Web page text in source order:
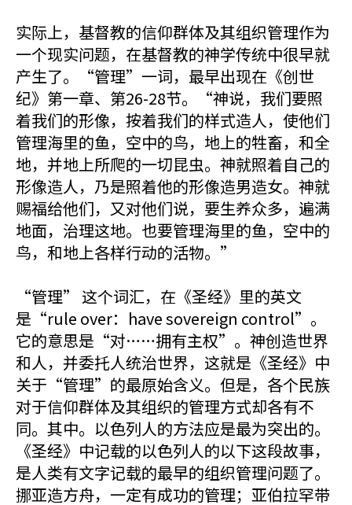
实际上，基督教的信仰群体及其组织管理作为
一个现实问题，在基督教的神学传统中很早就
产生了。“管理”一词，最早出现在《创世
纪》第一章、第26-28节。“神说，我们要照
着我们的形像，按着我们的样式造人，使他们
管理海里的鱼，空中的鸟，地上的牲畜，和全
地，并地上所爬的一切昆虫。神就照着自己的
形像造人，乃是照着他的形像造男造女。神就
赐福给他们，又对他们说，要生养众多，遍满
地面，治理这地。也要管理海里的鱼，空中的
鸟，和地上各样行动的活物。”
“管理” 这个词汇，在《圣经》里的英文
是“rule over：have sovereign control”。
它的意思是“对……拥有主权”。神创造世界
和人，并委托人统治世界，这就是《圣经》中
关于“管理”的最原始含义。但是，各个民族
对于信仰群体及其组织的管理方式却各有不
同。其中。以色列人的方法应是最为突出的。
《圣经》中记载的以色列人的以下这段故事，
是人类有文字记载的最早的组织管理问题了。
挪亚造方舟，一定有成功的管理；亚伯拉罕带